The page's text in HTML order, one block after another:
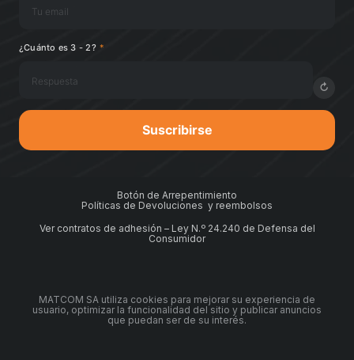
¿Cuánto es 3 - 2? *
↻
Suscribirse
Botón de Arrepentimiento
Políticas de Devoluciones y reembolsos
Ver contratos de adhesión – Ley N.º 24.240 de Defensa del
Consumidor
MATCOM SA utiliza cookies para mejorar su experiencia de
usuario, optimizar la funcionalidad del sitio y publicar anuncios
que puedan ser de su interés.